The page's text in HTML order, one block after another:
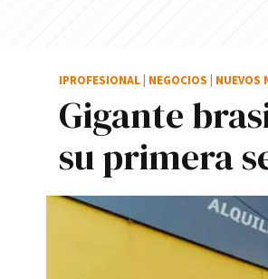
Gigante
su primera
IPROFESIONAL NEGOCIOS NUEVOS